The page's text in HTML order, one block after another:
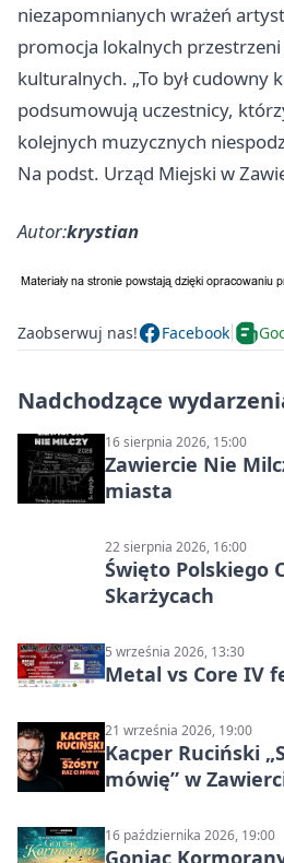
niezapomnianych wrażeń
promocja lokalnych
kulturalnych. „To był cudowny
podsumowują uczestnicy,
kolejnych muzycznych
Na podst. Urząd Miejski w
Autor:krystian
Zaobserwuj nas! Facebook
Nadchodzące
16 sierpnia 2026, 15:00
Zawiercie Nie
miasta
22 sierpnia 2026, 16:00
Święto Polskiego
Skarżycach
5 września 2026, 13:30
Metal vs Core IV
21 września 2026, 19:00
Kacper Ruciński
mówię” w
16 października 2026, 19:00
Goniąc